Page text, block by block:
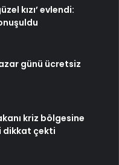
kızı’ evlendi:
günü ücretsiz
kriz bölgesine
dikkat çekti